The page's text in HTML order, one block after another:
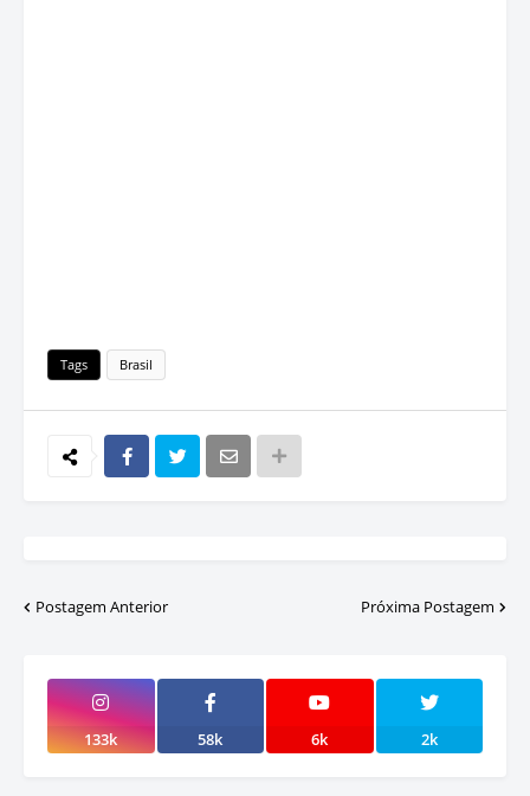
Tags Brasil
Postagem Anterior Próxima Postagem
133k 58k 6k 2k